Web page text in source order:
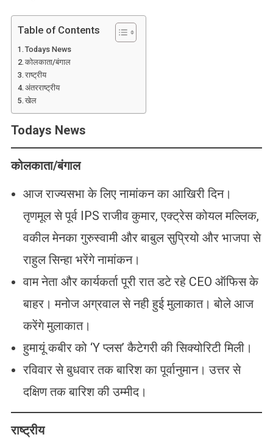
Table of Contents
Todays News
कोलकाता/बंगाल
राष्ट्रीय
अंतरराष्ट्रीय
खेल
Todays News
कोलकाता/बंगाल
आज राज्यसभा के लिए नामांकन का आखिरी दिन।
तृणमूल से पूर्व IPS राजीव कुमार, एक्ट्रेस कोयल मल्लिक,
वकील मेनका गुरुस्वामी और बाबुल सुप्रियो और भाजपा से
राहुल सिन्हा भरेंगे नामांकन।
वाम नेता और कार्यकर्ता पूरी रात डटे रहे CEO ऑफिस के
बाहर। मनोज अग्रवाल से नही हुई मुलाकात। बोले आज
करेंगे मुलाकात।
हुमायूं कबीर को ‘Y प्लस’ कैटेगरी की सिक्योरिटी मिली।
रविवार से बुधवार तक बारिश का पूर्वानुमान। उत्तर से
दक्षिण तक बारिश की उम्मीद।
राष्ट्रीय